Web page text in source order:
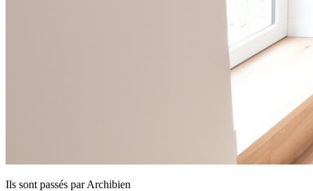
Ils sont passés par Archibien